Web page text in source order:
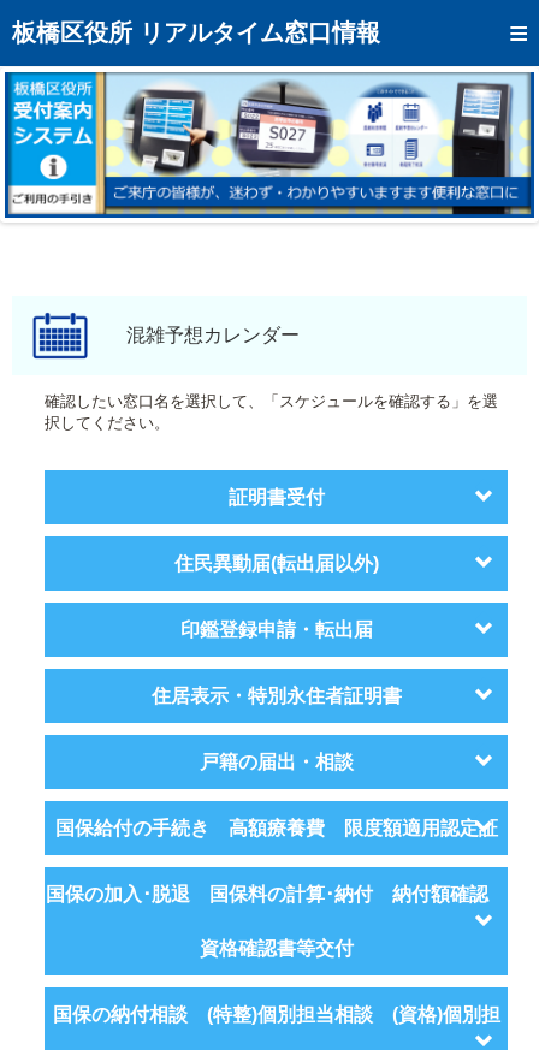
板橋区役所 リアルタイム窓口情報
トップページへ
混雑予想カレンダー
リアルタイム混雑状況
リアルタイム受付番号状況
メール通知登録
モバイルサイト
区役所フロアマップ
混雑予想カレンダー
確認したい窓口名を選択して、「スケジュールを確認する」を選
択してください。
証明書受付
住民異動届(転出届以外)
印鑑登録申請・転出届
住居表示・特別永住者証明書
戸籍の届出・相談
国保給付の手続き 高額療養費 限度額適用認定証
国保の加入･脱退 国保料の計算･納付 納付額確認
資格確認書等交付
国保の納付相談 (特整)個別担当相談 (資格)個別担